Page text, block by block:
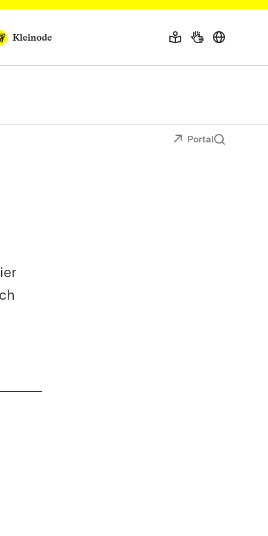
Kleinode
Portal